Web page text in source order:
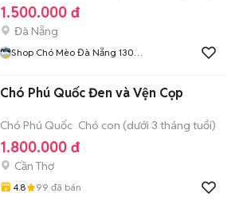
1.500.000 đ
Đà Nẵng
Shop Chó Mèo Đà Nẵng 130
Chó Phú Quốc Đen và Vện Cọp
Chó Phú Quốc Chó con (dưới 3 tháng tuổi)
1.800.000 đ
Cần Thơ
4.8 99 đã bán